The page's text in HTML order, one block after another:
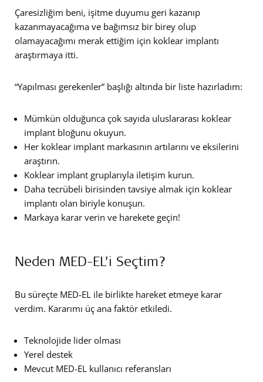
Çaresizliğim beni, işitme duyumu geri kazanıp
kazanmayacağıma ve bağımsız bir birey olup
olamayacağımı merak ettiğim için koklear implantı
araştırmaya itti.
“Yapılması gerekenler” başlığı altında bir liste hazırladım:
Mümkün olduğunca çok sayıda uluslararası koklear
implant bloğunu okuyun.
Her koklear implant markasının artılarını ve eksilerini
araştırın.
Koklear implant gruplarıyla iletişim kurun.
Daha tecrübeli birisinden tavsiye almak için koklear
implantı olan biriyle konuşun.
Markaya karar verin ve harekete geçin!
Neden MED-EL’i Seçtim?
Bu süreçte MED-EL ile birlikte hareket etmeye karar
verdim. Kararımı üç ana faktör etkiledi.
Teknolojide lider olması
Yerel destek
Mevcut MED-EL kullanıcı referansları